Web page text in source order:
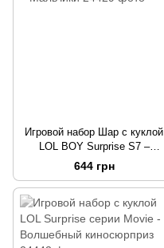
Игровой набор Шар с куклой
LOL BOY Surprise S7 –
Мальчики
644 грн